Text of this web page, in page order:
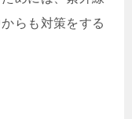
らも対策をする